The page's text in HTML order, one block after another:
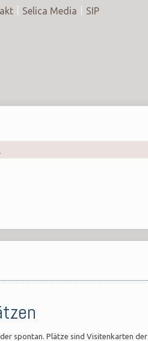
Selica Media SIP
spontan. Plätze sind Visitenkarten der